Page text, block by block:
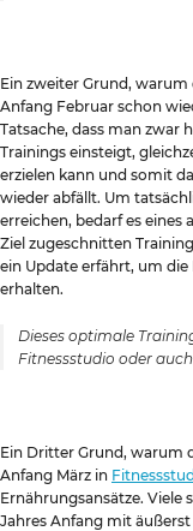
Ein zweiter Grund,
Anfang Februar schon
Tatsache, dass man zwar
Trainings einsteigt,
erzielen kann und somit
wieder abfällt. Um
erreichen, bedarf es eines
Ziel zugeschnitten
ein Update erfährt, um
erhalten.
Dieses optimale
Fitnessstudio oder
Ein Dritter Grund, warum
Anfang März in
Ernährungsansätze.
Jahres Anfang mit